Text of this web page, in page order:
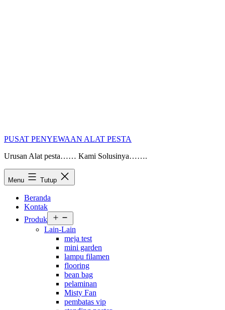
PUSAT PENYEWAAN ALAT PESTA
Urusan Alat pesta…… Kami Solusinya…….
Menu Tutup
Beranda
Kontak
Produk
menu
Lain-Lain
meja test
mini garden
lampu filamen
flooring
bean bag
pelaminan
Misty Fan
pembatas vip